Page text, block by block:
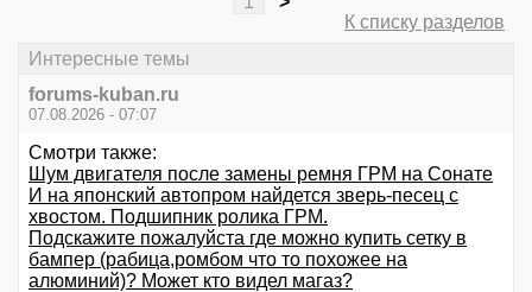
К списку разделов
Интересные темы
forums-kuban.ru
07.08.2026 - 07:07
Смотри также:
Шум двигателя после замены ремня ГРМ на Сонате
И на японский автопром найдется зверь-песец с
хвостом. Подшипник ролика ГРМ.
Подскажите пожалуйста где можно купить сетку в
бампер (рабица,ромбом что то похожее на
алюминий)? Может кто видел магаз?